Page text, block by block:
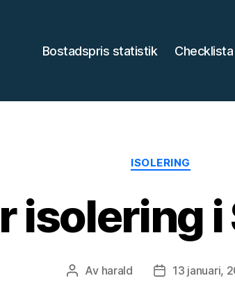
Bostadspris statistik
Kategorier
ISOLERING
isolering
Inläggsförfattare
Av harald Inläggsdatum
13 januari,